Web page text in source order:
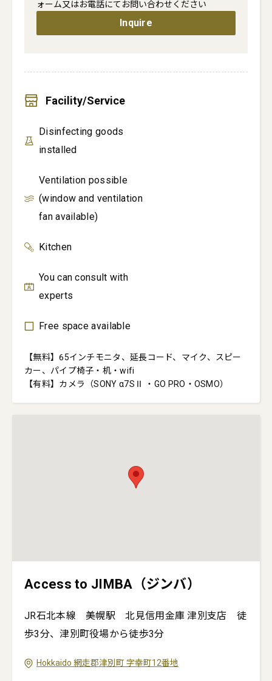
ォーム又はお電話にてお問い合わせください
Inquire
Facility/Service
Disinfecting goods
installed
Ventilation possible
(window and ventilation
fan available)
Kitchen
You can consult with
experts
Free space available
【無料】65インチモニタ、延長コード、マイク、スピー
カー、パイプ椅子・机・wifi
【有料】カメラ（SONY α7SⅡ ・GO PRO・OSMO）
Access to JIMBA（ジンバ）
JR石北本線 美幌駅 北見信用金庫 津別支店 徒
歩3分、津別町役場から徒歩3分
Hokkaido 網走郡津別町 字幸町12番地